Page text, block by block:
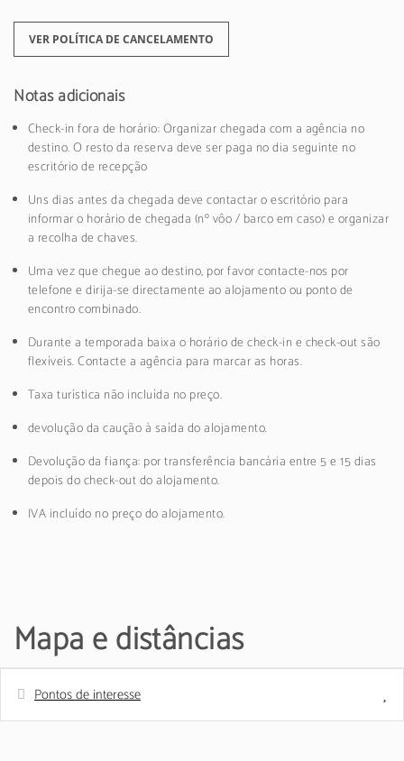
VER POLÍTICA DE CANCELAMENTO
Notas adicionais
Check-in fora de horário: Organizar chegada com a agência no
destino. O resto da reserva deve ser paga no dia seguinte no
escritório de recepção
Uns dias antes da chegada deve contactar o escritório para
informar o horário de chegada (nº vôo / barco em caso) e organizar
a recolha de chaves.
Uma vez que chegue ao destino, por favor contacte-nos por
telefone e dirija-se directamente ao alojamento ou ponto de
encontro combinado.
Durante a temporada baixa o horário de check-in e check-out são
flexíveis. Contacte a agência para marcar as horas.
Taxa turística não incluída no preço.
devolução da caução à saída do alojamento.
Devolução da fiança: por transferência bancária entre 5 e 15 dias
depois do check-out do alojamento.
IVA incluído no preço do alojamento.
Mapa e distâncias
Pontos de interesse